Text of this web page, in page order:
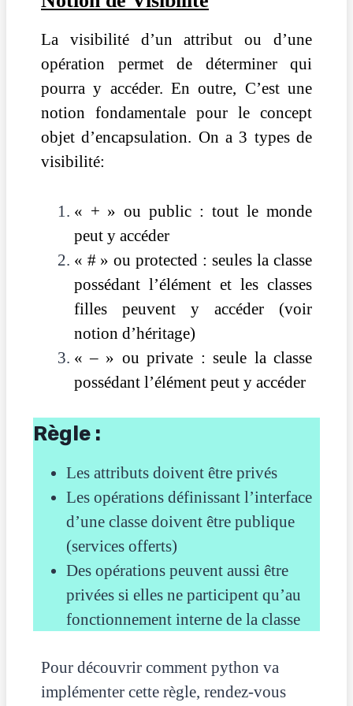
La visibilité d’un attribut ou d’une
opération permet de déterminer qui
pourra y accéder. En outre, C’est une
notion fondamentale pour le concept
objet d’encapsulation. On a 3 types de
visibilité:
« + » ou public : tout le monde
peut y accéder
« # » ou protected : seules la classe
possédant l’élément et les classes
filles peuvent y accéder (voir
notion d’héritage)
« – » ou private : seule la classe
possédant l’élément peut y accéder
Règle :
Les attributs doivent être privés
Les opérations définissant l’interface
d’une classe doivent être publique
(services offerts)
Des opérations peuvent aussi être
privées si elles ne participent qu’au
fonctionnement interne de la classe
Pour découvrir comment python va
implémenter cette règle, rendez-vous